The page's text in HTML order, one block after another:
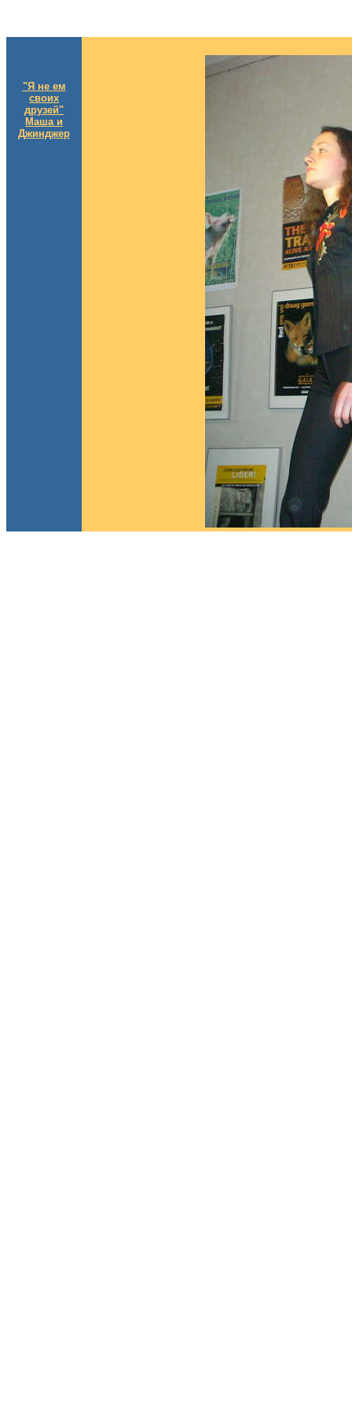
"Я не ем
своих
друзей"
Маша и
Джинджер